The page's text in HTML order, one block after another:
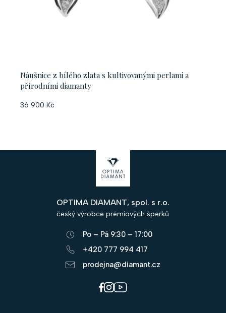
Náušnice z bílého zlata s kultivovanými perlami a
přírodními diamanty
36 900 Kč
OPTIMA DIAMANT, spol. s r.o.
český výrobce prémiových šperků
Po – Pá 9:30 – 17:00
+420 777 994 417
prodejna@diamant.cz